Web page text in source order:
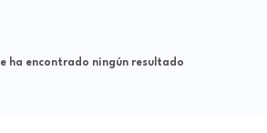
ha encontrado ningún resultado